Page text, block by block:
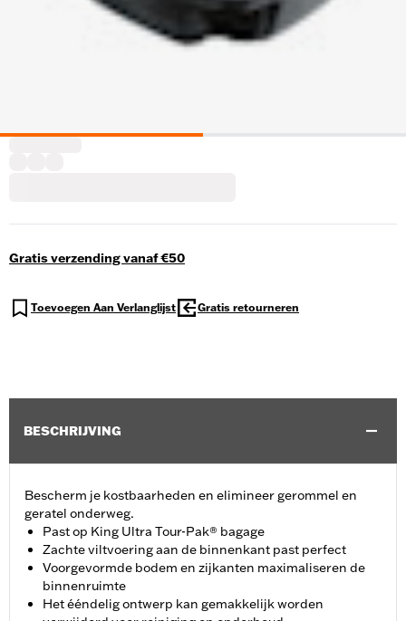
Gratis verzending vanaf €50
Toevoegen Aan Verlanglijst Gratis retourneren
BESCHRIJVING
Bescherm je kostbaarheden en elimineer gerommel en
geratel onderweg.
Past op King Ultra Tour-Pak® bagage
Zachte viltvoering aan de binnenkant past perfect
Voorgevormde bodem en zijkanten maximaliseren de
binnenruimte
Het ééndelig ontwerp kan gemakkelijk worden